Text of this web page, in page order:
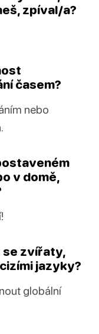
zpíval/a?
časem?
nebo
v domě,
se zvířaty,
jazyky?
globální